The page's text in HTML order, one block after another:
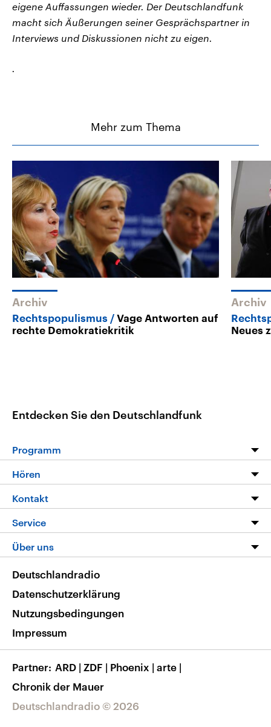
eigene Auffassungen wieder. Der Deutschlandfunk
macht sich Äußerungen seiner Gesprächspartner in
Interviews und Diskussionen nicht zu eigen.
.
Mehr zum Thema
Archiv
Rechtspopulismus
Vage Antworten auf
rechte Demokratiekritik
Archiv
Neues
Entdecken Sie den Deutschlandfunk
Programm
Programm
Die Nachrichten
Nachrichtenleicht
Neue Beiträge auf dlf.de
Hören
Livestream
Podcasts
Deutschlandfunk App
Nachrichten App
Frequenzen
Kontakt
Hörerservice
Service
FAQ
Veranstaltungen
Musikliste
RSS
Über uns
Barrierefreiheit
Deutschlandradio © 2026
Deutschlandradio
Datenschutzerklärung
Nutzungsbedingungen
Impressum
Partner ARD | ZDF | Phoenix | arte |
Chronik der Mauer